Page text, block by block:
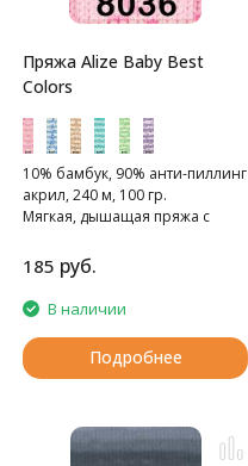
Пряжа Alize Baby Best
Colors
10% бамбук, 90% анти-пиллинг
акрил, 240 м, 100 гр.
Мягкая, дышащая пряжа с
185 руб.
В наличии
Подробнее